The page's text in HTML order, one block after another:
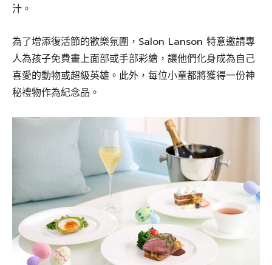
汁。
為了增添復活節的歡樂氛圍，Salon Lanson 特意邀請專
人為孩子免費畫上面部或手部彩繪，讓他們化身成為自己
喜愛的動物或超級英雄。此外，每位小童都將獲得一份神
秘禮物作為紀念品。